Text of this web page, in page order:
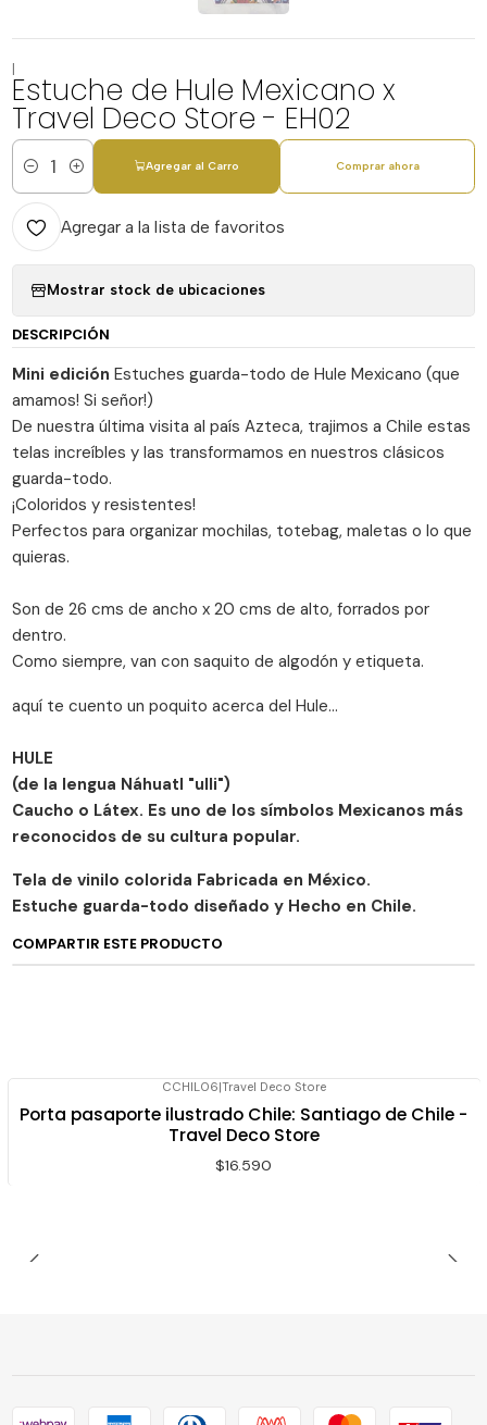
|
Estuche de Hule Mexicano x
Travel Deco Store - EH02
Cantidad
Agregar al Carro Comprar ahora
Agregar a la lista de favoritos
Mostrar stock de ubicaciones
DESCRIPCIÓN
Mini edición Estuches guarda-todo de Hule Mexicano (que
amamos! Si señor!)
De nuestra última visita al país Azteca, trajimos a Chile estas
telas increíbles y las transformamos en nuestros clásicos
guarda-todo.
¡Coloridos y resistentes!
Perfectos para organizar mochilas, totebag, maletas o lo que
quieras.
Son de 26 cms de ancho x 20 cms de alto, forrados por
dentro.
Como siempre, van con saquito de algodón y etiqueta.
aquí te cuento un poquito acerca del Hule...
HULE
(de la lengua Náhuatl "ulli")
Caucho o Látex. Es uno de los símbolos Mexicanos más
reconocidos de su cultura popular.
Tela de vinilo colorida Fabricada en México.
Estuche guarda-todo diseñado y Hecho en Chile.
COMPARTIR ESTE PRODUCTO
CCHIL06|Travel Deco Store
Porta pasaporte ilustrado Chile: Santiago de Chile -
Travel Deco Store
$16.590